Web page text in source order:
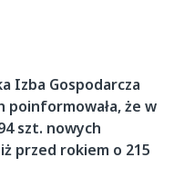
Izba Gospodarcza
poinformowała, że w
szt. nowych
przed rokiem o 215